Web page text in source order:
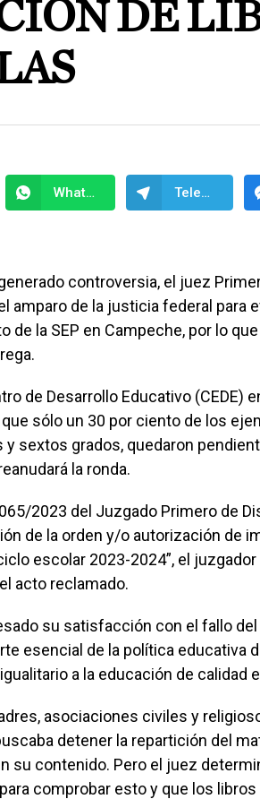
DE
WhatsApp Telegram
controversia, el juez
amparo de la justicia federal para
la SEP en Campeche, por lo
de Desarrollo Educativo (CEDE)
sólo un 30 por ciento de los
sextos grados, quedaron
la ronda.
2023 del Juzgado Primero de
de la orden y/o autorización de
escolar 2023-2024”, el
acto reclamado.
su satisfacción con el fallo
esencial de la política educativa
a la educación de calidad
asociaciones civiles y
detener la repartición del
su contenido. Pero el juez
comprobar esto y que los